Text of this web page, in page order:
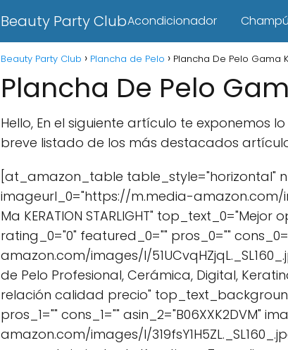
Beauty Party ClubAcondicionador Champú
Beauty Party Club Plancha de Pelo Plancha De Pelo Gama
Plancha De Pelo
Hello, En el siguiente artículo te exponemos
breve listado de los más destacados
[at_amazon_table table_style="horizontal"
imageurl_0="https://m.media-amazon.com/
Ma KERATION STARLIGHT"
rating_0="0" featured_0="" pros_0=""
amazon.com/images/I/
de Pelo Profesional, Cerámica, Digital,
relación calidad precio"
pros_1="" cons_1="" asin_2="B06XXK2DVM"
amazon.com/images/I/